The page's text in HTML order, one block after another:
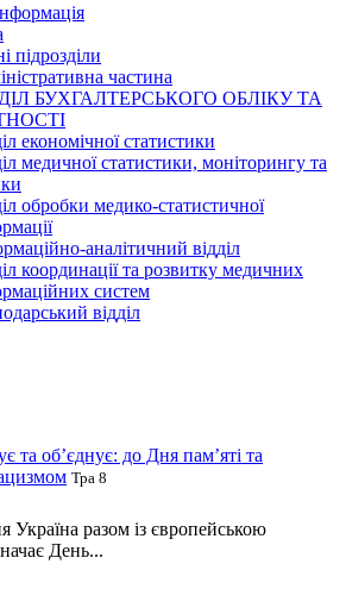
підрозділи
частина
БУХГАЛТЕРСЬКОГО ОБЛІКУ ТА
економічної статистики
медичної статистики, моніторингу та
обробки медико-статистичної
аналітичний відділ
координації та розвитку медичних
систем
відділ
та об’єднує: до Дня пам’яті та
Тра 8
Україна разом із європейською
День...